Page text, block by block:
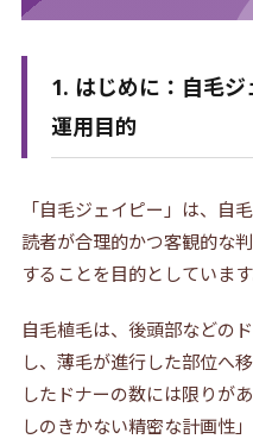
1. はじめに：自毛
運用目的
「自毛ジェイピー」は、自
読者が合理的かつ客観的な
することを目的としています
自毛植毛は、後頭部などの
し、薄毛が進行した部位へ
したドナーの数には限りが
しのきかない精密な計画性